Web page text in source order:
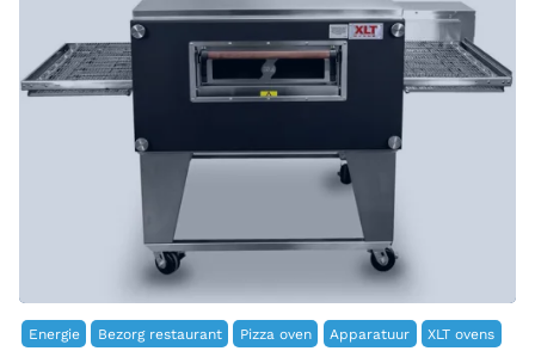
Energie Bezorg restaurant Pizza oven Apparatuur XLT ovens